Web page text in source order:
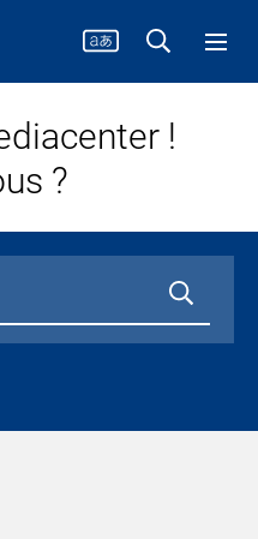
!
?